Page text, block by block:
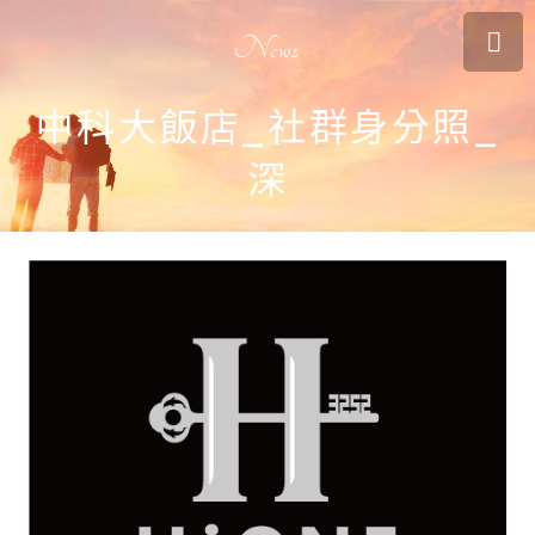
News
中科大飯店_社群身分照_
深